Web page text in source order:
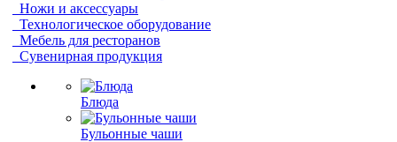
Ножи и аксессуары
Технологическое оборудование
Мебель для ресторанов
Сувенирная продукция
Блюда
Бульонные чаши